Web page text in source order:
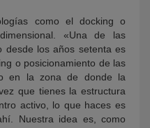
como el docking o
«Una de las
desde los años setenta es
o posicionamiento de las
en la zona de donde la
que tienes la estructura
activo, lo que haces es
Nuestra idea es, como